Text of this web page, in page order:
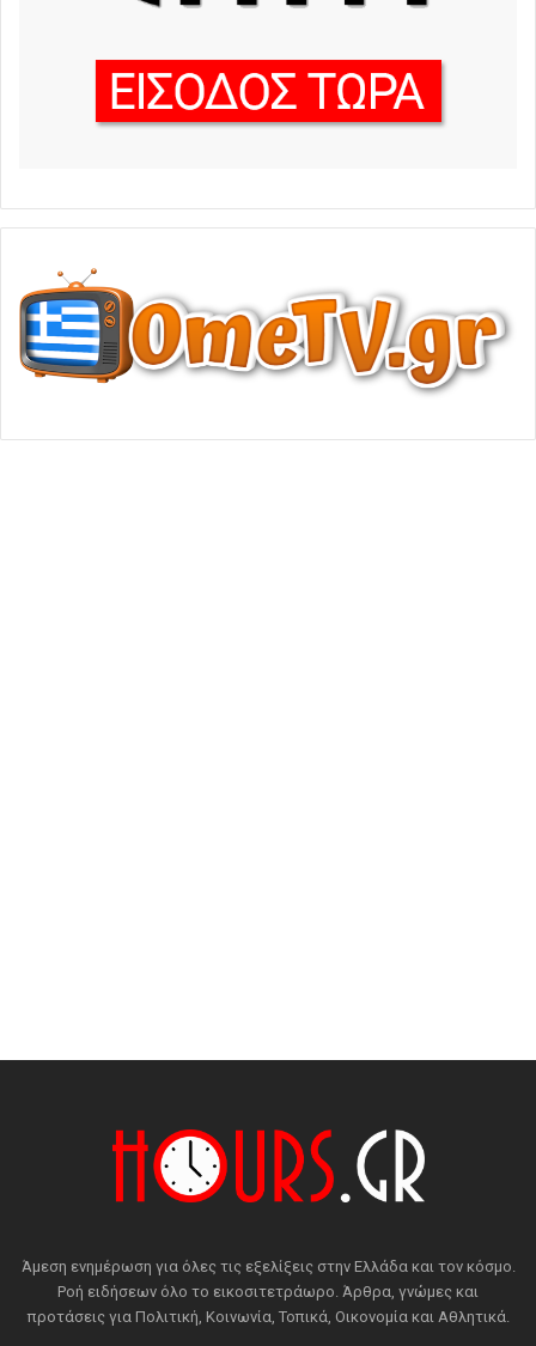
Άμεση ενημέρωση για όλες τις εξελίξεις στην Ελλάδα και τον κόσμο.
Ροή ειδήσεων όλο το εικοσιτετράωρο. Άρθρα, γνώμες και
προτάσεις για Πολιτική, Κοινωνία, Τοπικά, Οικονομία και Αθλητικά.